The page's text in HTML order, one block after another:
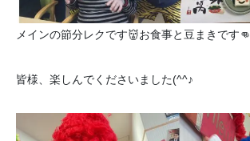
メインの節分レクです👹お食事と豆まきです👊
皆様、楽しんでくださいました(^^♪